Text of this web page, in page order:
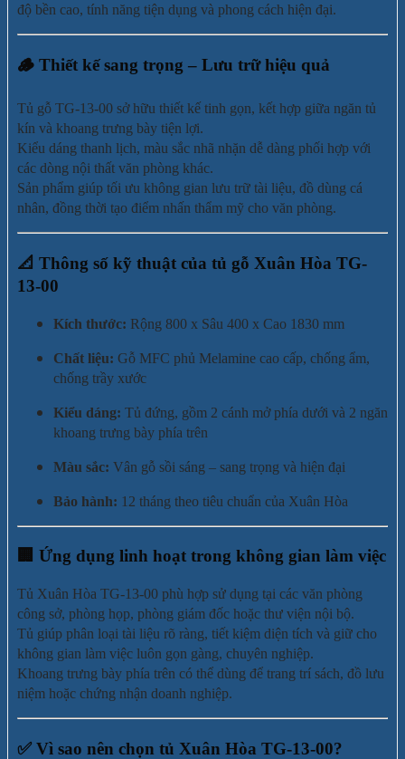
độ bền cao, tính năng tiện dụng và phong cách hiện đại.
🪵 Thiết kế sang trọng – Lưu trữ hiệu quả
Tủ gỗ TG-13-00 sở hữu thiết kế tinh gọn, kết hợp giữa ngăn tủ
kín và khoang trưng bày tiện lợi.
Kiểu dáng thanh lịch, màu sắc nhã nhặn dễ dàng phối hợp với
các dòng nội thất văn phòng khác.
Sản phẩm giúp tối ưu không gian lưu trữ tài liệu, đồ dùng cá
nhân, đồng thời tạo điểm nhấn thẩm mỹ cho văn phòng.
📐 Thông số kỹ thuật của tủ gỗ Xuân Hòa TG-
13-00
Kích thước: Rộng 800 x Sâu 400 x Cao 1830 mm
Chất liệu: Gỗ MFC phủ Melamine cao cấp, chống ẩm,
chống trầy xước
Kiểu dáng: Tủ đứng, gồm 2 cánh mở phía dưới và 2 ngăn
khoang trưng bày phía trên
Màu sắc: Vân gỗ sồi sáng – sang trọng và hiện đại
Bảo hành: 12 tháng theo tiêu chuẩn của Xuân Hòa
🏢 Ứng dụng linh hoạt trong không gian làm việc
Tủ Xuân Hòa TG-13-00 phù hợp sử dụng tại các văn phòng
công sở, phòng họp, phòng giám đốc hoặc thư viện nội bộ.
Tủ giúp phân loại tài liệu rõ ràng, tiết kiệm diện tích và giữ cho
không gian làm việc luôn gọn gàng, chuyên nghiệp.
Khoang trưng bày phía trên có thể dùng để trang trí sách, đồ lưu
niệm hoặc chứng nhận doanh nghiệp.
✅ Vì sao nên chọn tủ Xuân Hòa TG-13-00?